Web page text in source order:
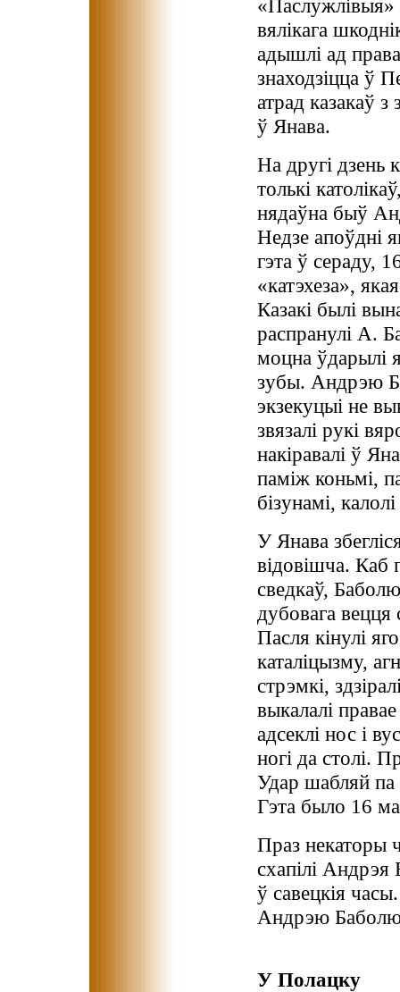
«Паслужлівыя»
вялікага
адышлі ад
знаходзіцца ў
атрад казакаў з
ў Янава.
На другi дзень
толькi
нядаўна быў
Недзе апоўдні
гэта ў сераду,
«катэхеза»,
Казакi былi
распранулi А.
моцна ўдарылі
зубы. Андрэю
экзекуцыi не
звязалi рукi
накiравалi ў
памiж коньмi,
бізунамі,
У Янава
вiдовiшча. Каб
сведкаў,
дубовага вецця
Пасля кiнулi
каталiцызму,
стрэмкi,
выкалалi
адсеклi нос i
ногi да столi.
Удар шабляй
Гэта было 16
Праз некаторы
схапілі Андрэя
ў савецкія
Андрэю
У Полацку